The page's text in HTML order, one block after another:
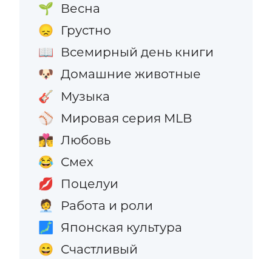
🌱 Весна
😞 Грустно
📖 Всемирный день книги
🐶 Домашние животные
🎸 Музыка
⚾ Мировая серия MLB
👩‍❤️‍💋‍👨 Любовь
😂 Смех
💋 Поцелуи
🧑‍💼 Работа и роли
🗾 Японская культура
😄 Счастливый